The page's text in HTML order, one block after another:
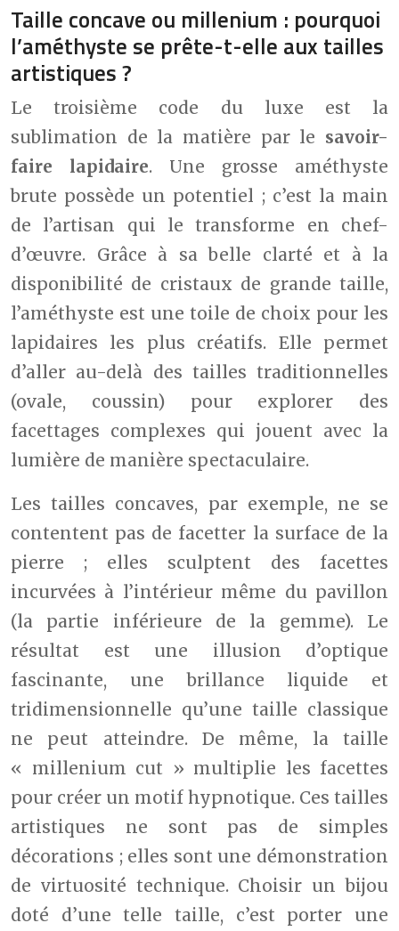
Taille concave ou millenium : pourquoi
l’améthyste se prête-t-elle aux tailles
artistiques ?
Le troisième code du luxe est la
sublimation de la matière par le savoir-
faire lapidaire. Une grosse améthyste
brute possède un potentiel ; c’est la main
de l’artisan qui le transforme en chef-
d’œuvre. Grâce à sa belle clarté et à la
disponibilité de cristaux de grande taille,
l’améthyste est une toile de choix pour les
lapidaires les plus créatifs. Elle permet
d’aller au-delà des tailles traditionnelles
(ovale, coussin) pour explorer des
facettages complexes qui jouent avec la
lumière de manière spectaculaire.
Les tailles concaves, par exemple, ne se
contentent pas de facetter la surface de la
pierre ; elles sculptent des facettes
incurvées à l’intérieur même du pavillon
(la partie inférieure de la gemme). Le
résultat est une illusion d’optique
fascinante, une brillance liquide et
tridimensionnelle qu’une taille classique
ne peut atteindre. De même, la taille
« millenium cut » multiplie les facettes
pour créer un motif hypnotique. Ces tailles
artistiques ne sont pas de simples
décorations ; elles sont une démonstration
de virtuosité technique. Choisir un bijou
doté d’une telle taille, c’est porter une